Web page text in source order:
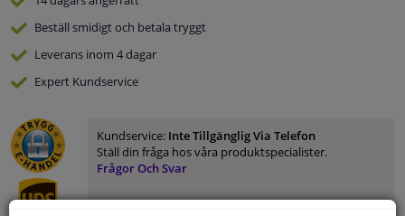
Beställ smidigt och betala tryggt
Leverans inom 4 dagar
Expert Kundservice
Kundservice: Inte Tillgänglig Via Telefon
Ställ din fråga hos våra produktspecialister.
Frågor Och Svar